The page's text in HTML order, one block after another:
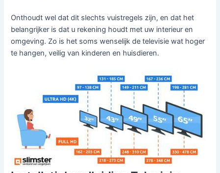
Onthoudt wel dat dit slechts vuistregels zijn, en dat het
belangrijker is dat u rekening houdt met uw interieur en
omgeving. Zo is het soms wenselijk de televisie wat hoger
te hangen, veilig van kinderen en huisdieren.